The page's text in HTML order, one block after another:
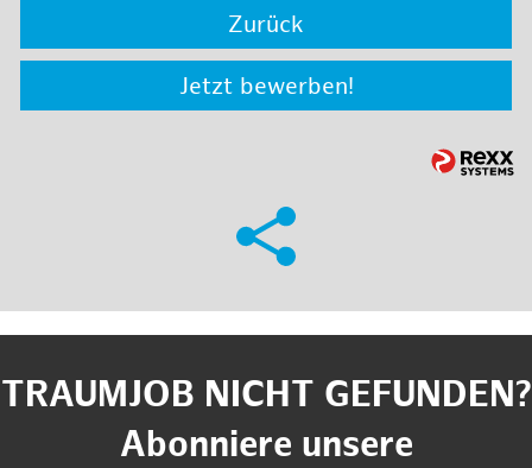
Zurück
Jetzt bewerben!
TRAUMJOB NICHT GEFUNDEN?
Abonniere unsere